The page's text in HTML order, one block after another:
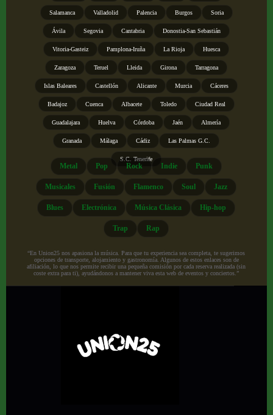
Salamanca Valladolid Palencia Burgos Soria
Ávila Segovia Cantabria Donostia-San Sebastián
Vitoria-Gasteiz Pamplona-Iruña La Rioja Huesca
Zaragoza Teruel Lleida Girona Tarragona
Islas Baleares Castellón Alicante Murcia Cáceres
Badajoz Cuenca Albacete Toledo Ciudad Real
Guadalajara Huelva Córdoba Jaén Almería
Granada Málaga Cádiz Las Palmas G.C.
S.C. Tenerife
Metal Pop Rock Indie Punk
Musicales Fusión Flamenco Soul Jazz
Blues Electrónica Música Clásica Hip-hop
Trap Rap
“En Union25 nos apasiona la música. Para que tu experiencia sea completa, te sugerimos
opciones de transporte, alojamiento y gastronomía. Algunos de estos enlaces son de
afiliación, lo que nos permite recibir una pequeña comisión por cada reserva realizada (sin
coste extra para ti), ayudándonos a mantener viva esta web de eventos y conciertos.”